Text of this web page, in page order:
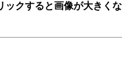
ックすると画像が大きくな